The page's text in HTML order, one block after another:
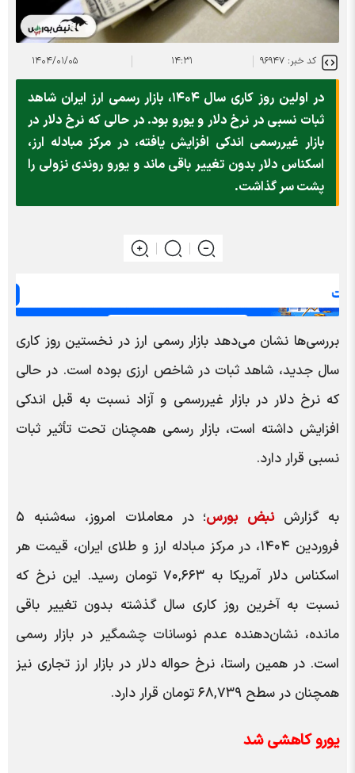
کد خبر: ۹۶۹۴۷ ۱۴:۳۱ ۱۴۰۴/۰۱/۰۵
در اولین روز کاری سال ۱۴۰۴، بازار رسمی ارز ایران شاهد
ثبات نسبی در نرخ دلار و یورو بود. در حالی که نرخ دلار در
بازار غیررسمی اندکی افزایش یافته، در مرکز مبادله ارز،
اسکناس دلار بدون تغییر باقی ماند و یورو روندی نزولی را
پشت سر گذاشت.
بررسی‌ها نشان می‌دهد بازار رسمی ارز در نخستین روز کاری
سال جدید، شاهد ثبات در شاخص ارزی بوده است. در حالی
که نرخ دلار در بازار غیررسمی و آزاد نسبت به قبل اندکی
افزایش داشته است، بازار رسمی همچنان تحت تأثیر ثبات
نسبی قرار دارد.
به گزارش نبض بورس
؛ در معاملات امروز، سه‌شنبه ۵
فروردین ۱۴۰۴، در مرکز مبادله ارز و طلای ایران، قیمت هر
اسکناس دلار آمریکا به ۷۰,۶۶۳ تومان رسید. این نرخ که
نسبت به آخرین روز کاری سال گذشته بدون تغییر باقی
مانده، نشان‌دهنده عدم نوسانات چشمگیر در بازار رسمی
است. در همین راستا، نرخ حواله دلار در بازار ارز تجاری نیز
همچنان در سطح ۶۸,۷۳۹ تومان قرار دارد.
یورو کاهشی شد